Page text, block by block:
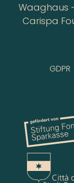
Waaghaus
Carispa
GDPR